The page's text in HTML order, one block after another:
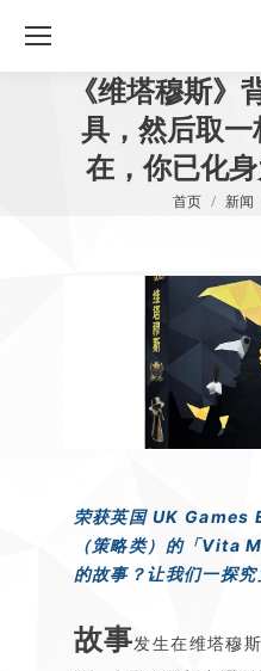
《维塔穆斯》
具，然后取
在，你已化
您在这里：
首页 新闻
荣获英国 UK Games
（策略类）的「Vita
的故事？让我们一探
故事发生在维塔穆